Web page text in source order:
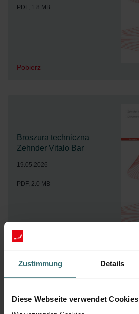
Zustimmung Details
Diese Webseite verwendet Cookies
PDF, 1.8 MB
Pobierz
Broszura techniczna
Zehnder Vitalo Bar
19.05.2026
PDF, 2.0 MB
Pobierz